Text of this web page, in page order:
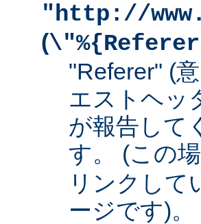
"http://
(
"Referer" (
エストヘッ
が報告して
す。 (この場
リンクして
ージです)。